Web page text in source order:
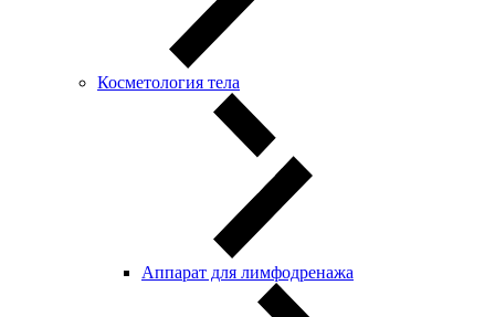
Косметология тела
Аппарат для лимфодренажа